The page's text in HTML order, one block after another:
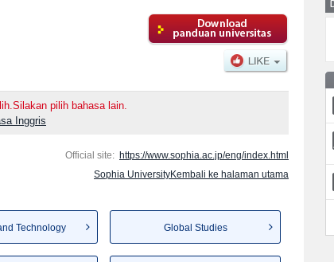
pilih bahasa lain.
Inggris
Official site: https://www.sophia.ac.jp/eng/index.html
Sophia UniversityKembali ke halaman utama
Technology Global Studies